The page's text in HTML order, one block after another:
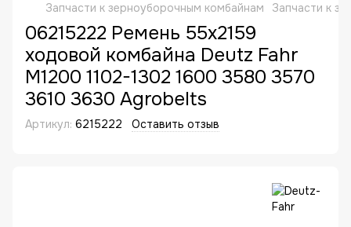
Запчасти к зерноуборочным комбайнам Запчасти к
06215222 Ремень 55x2159
ходовой комбайна Deutz Fahr
M1200 1102-1302 1600 3580 3570
3610 3630 Agrobelts
Артикул: 6215222 Оставить отзыв